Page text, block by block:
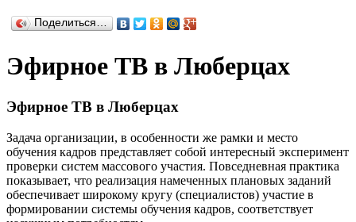
Поделиться…
Эфирное ТВ в Люберцах
Эфирное ТВ в Люберцах
Задача организации, в особенности же рамки и место
обучения кадров представляет собой интересный эксперимент
проверки систем массового участия. Повседневная практика
показывает, что реализация намеченных плановых заданий
обеспечивает широкому кругу (специалистов) участие в
формировании системы обучения кадров, соответствует